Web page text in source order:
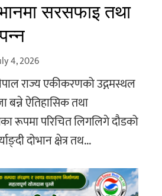
सरसफाइ तथा
4, 2026
राज्य एकीकरणको उद्गमस्थल
बन्ने ऐतिहासिक तथा
रूपमा परिचित लिगलिगे दौडको
दोभान क्षेत्र तथ...